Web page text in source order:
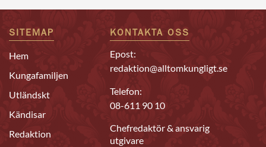
SITEMAP
Hem
Kungafamiljen
Utländskt
Kändisar
Redaktion
KONTAKTA OSS
Epost:
redaktion@alltomkungligt.se
Telefon:
08-611 90 10
Chefredaktör & ansvarig
utgivare